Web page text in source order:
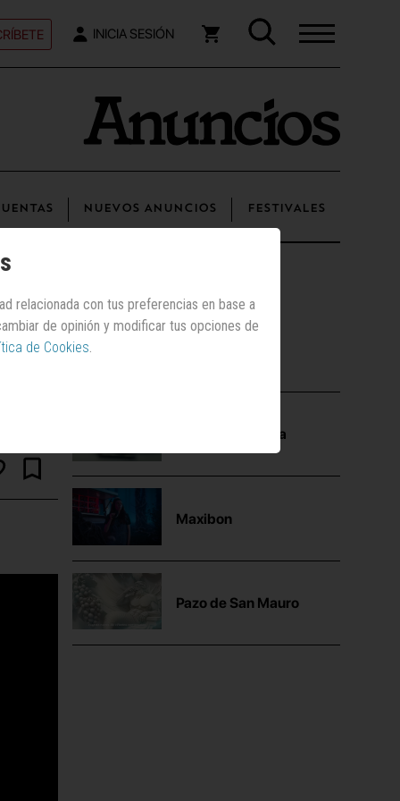
INICIA SESIÓN
NUEVOS ANUNCIOS FESTIVALES
Mutua Madrileña
Maxibon
Pazo de San Mauro
relacionada con tus preferencias en base a
de opinión y modificar tus opciones de
de Cookies